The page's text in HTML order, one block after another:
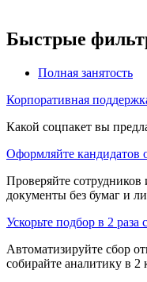
Быстрые
Полная занятость
Корпоративная
Какой соцпакет вы
Оформляйте кандидатов
Проверяйте
документы без бумаг и
Ускорьте подбор в 2 раза
Автоматизируйте сбор
собирайте аналитику в 2